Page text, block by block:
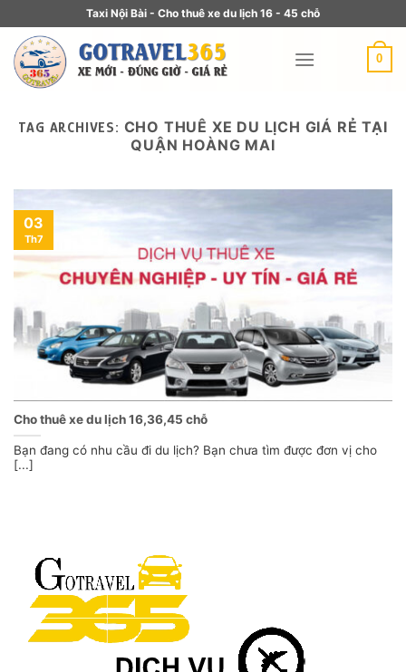
Taxi Nội Bài - Cho thuê xe du lịch 16 - 45 chỗ
0
TAG ARCHIVES: CHO THUÊ XE DU LỊCH GIÁ RẺ TẠI
QUẬN HOÀNG MAI
Cho thuê xe du lịch 16,36,45 chỗ
Bạn đang có nhu cầu đi du lịch? Bạn chưa tìm được đơn vị cho
[...]
03
Th7